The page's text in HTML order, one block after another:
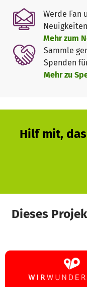
Austausch- und
Anderen können wir
bewerben, um noch
anwerben und
können.
Weitere
Werde Fan
Mehr zum
Sammle
Spenden
Mehr zu
Hilf mit,
Dieses